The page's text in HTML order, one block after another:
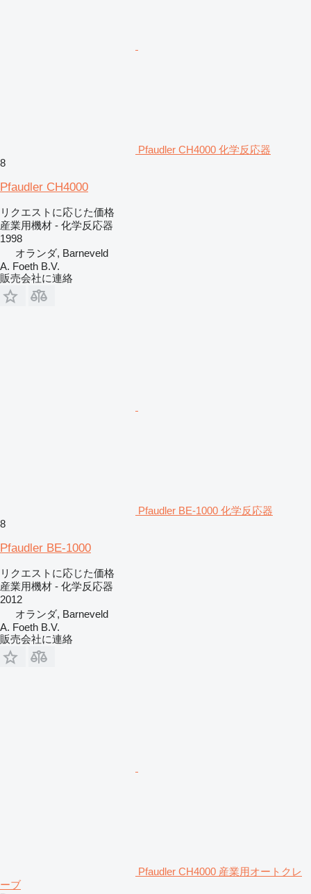
Pfaudler CH4000 化学反応器
8
Pfaudler CH4000
リクエストに応じた価格
産業用機材 - 化学反応器
1998
オランダ, Barneveld
A. Foeth B.V.
販売会社に連絡
Pfaudler BE-1000 化学反応器
8
Pfaudler BE-1000
リクエストに応じた価格
産業用機材 - 化学反応器
2012
オランダ, Barneveld
A. Foeth B.V.
販売会社に連絡
Pfaudler CH4000 産業用オートクレ
ーブ